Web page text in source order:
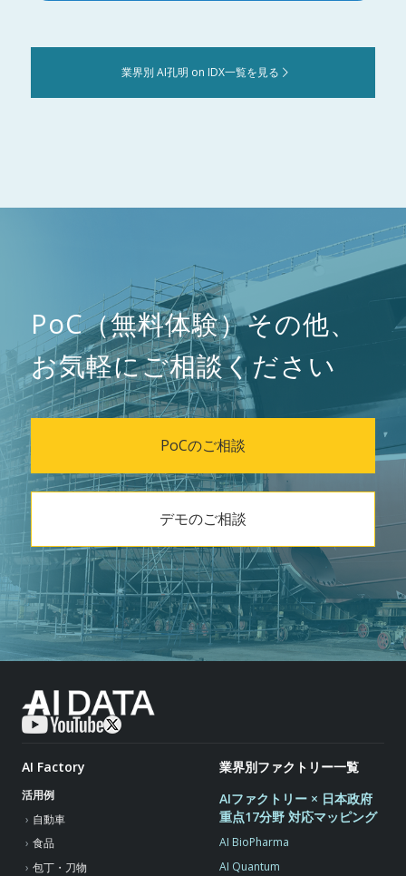
業界別 AI孔明 on IDX一覧を見る
PoC（無料体験）その他、
お気軽にご相談ください
PoCのご相談
デモのご相談
AI Factory
活用例
自動車
食品
包丁・刀物
業界別ファクトリー一覧
AIファクトリー × 日本政府
重点17分野 対応マッピング
AI BioPharma
AI Quantum